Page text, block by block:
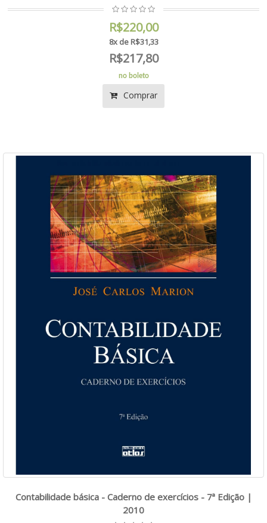
R$220,00
8x de R$31,33
R$217,80
no boleto
Comprar
Contabilidade básica - Caderno de exercícios - 7ª Edição |
2010